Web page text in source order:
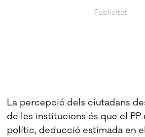
La percepció dels ciutadans
de les institucions és que el
polític, deducció estimada en